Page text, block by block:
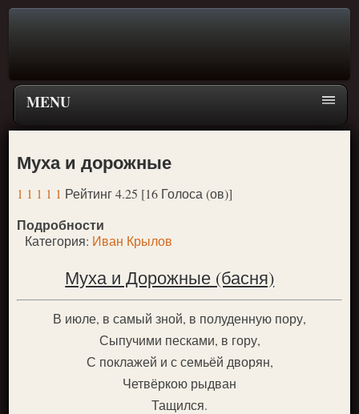
MENU
Главная страница
Поиск
ПЕРЕЙТИ К ГЛАВНОМУ МЕНЮ СКАЗОК
Новое
Муха и дорожные
1 1 1 1 1 Рейтинг 4.25 [16 Голоса (ов)]
Подробности
Категория: Иван Крылов
Муха и Дорожные (басня)
В июле, в самый зной, в полуденную пору,
Сыпучими песками, в гору,
С поклажей и с семьёй дворян,
Четвёркою рыдван
Тащился.